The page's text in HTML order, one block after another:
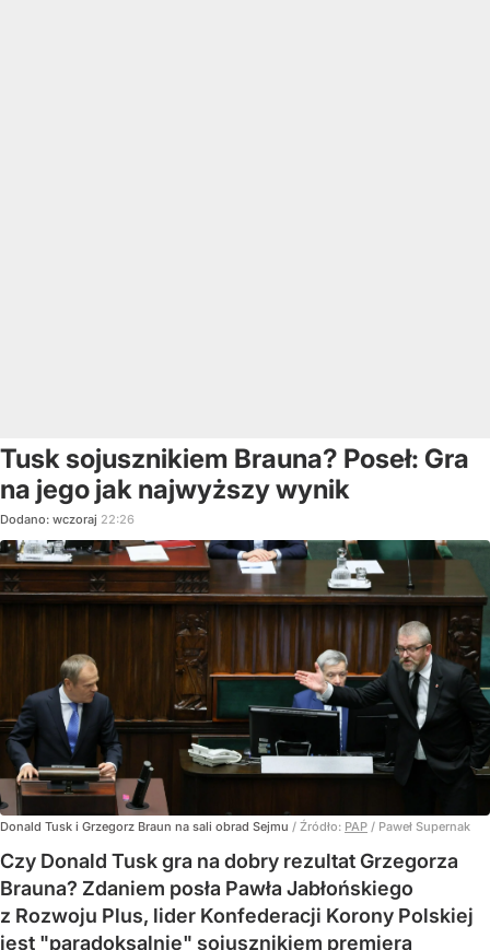
Tusk sojusznikiem Brauna? Poseł: Gra
na jego jak najwyższy wynik
Dodano: wczoraj 22:26
Donald Tusk i Grzegorz Braun na sali obrad Sejmu / Źródło: PAP / Paweł Supernak
Czy Donald Tusk gra na dobry rezultat Grzegorza
Brauna? Zdaniem posła Pawła Jabłońskiego
z Rozwoju Plus, lider Konfederacji Korony Polskiej
jest "paradoksalnie" sojusznikiem premiera